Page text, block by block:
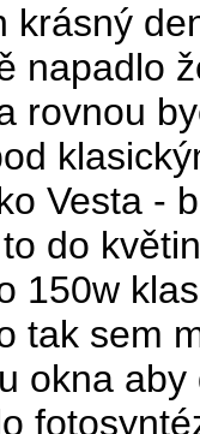
krásný
napadlo
rovnou
Vesta -
do
150w
tak sem
okna